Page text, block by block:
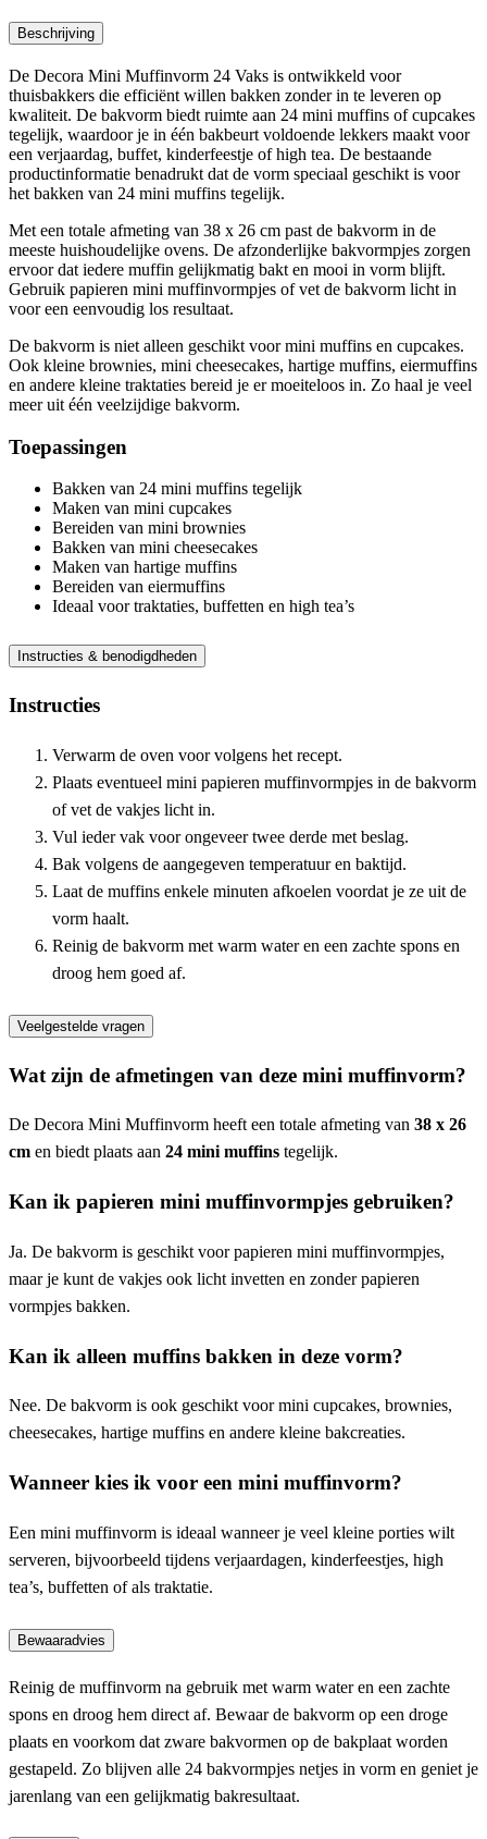
Beschrijving
De Decora Mini Muffinvorm 24 Vaks is ontwikkeld voor
thuisbakkers die efficiënt willen bakken zonder in te leveren op
kwaliteit. De bakvorm biedt ruimte aan 24 mini muffins of cupcakes
tegelijk, waardoor je in één bakbeurt voldoende lekkers maakt voor
een verjaardag, buffet, kinderfeestje of high tea. De bestaande
productinformatie benadrukt dat de vorm speciaal geschikt is voor
het bakken van 24 mini muffins tegelijk.
Met een totale afmeting van 38 x 26 cm past de bakvorm in de
meeste huishoudelijke ovens. De afzonderlijke bakvormpjes zorgen
ervoor dat iedere muffin gelijkmatig bakt en mooi in vorm blijft.
Gebruik papieren mini muffinvormpjes of vet de bakvorm licht in
voor een eenvoudig los resultaat.
De bakvorm is niet alleen geschikt voor mini muffins en cupcakes.
Ook kleine brownies, mini cheesecakes, hartige muffins, eiermuffins
en andere kleine traktaties bereid je er moeiteloos in. Zo haal je veel
meer uit één veelzijdige bakvorm.
Toepassingen
Bakken van 24 mini muffins tegelijk
Maken van mini cupcakes
Bereiden van mini brownies
Bakken van mini cheesecakes
Maken van hartige muffins
Bereiden van eiermuffins
Ideaal voor traktaties, buffetten en high tea’s
Instructies & benodigdheden
Instructies
Verwarm de oven voor volgens het recept.
Plaats eventueel mini papieren muffinvormpjes in de bakvorm
of vet de vakjes licht in.
Vul ieder vak voor ongeveer twee derde met beslag.
Bak volgens de aangegeven temperatuur en baktijd.
Laat de muffins enkele minuten afkoelen voordat je ze uit de
vorm haalt.
Reinig de bakvorm met warm water en een zachte spons en
droog hem goed af.
Veelgestelde vragen
Wat zijn de afmetingen van deze mini muffinvorm?
De Decora Mini Muffinvorm heeft een totale afmeting van 38 x 26
cm en biedt plaats aan 24 mini muffins tegelijk.
Kan ik papieren mini muffinvormpjes gebruiken?
Ja. De bakvorm is geschikt voor papieren mini muffinvormpjes,
maar je kunt de vakjes ook licht invetten en zonder papieren
vormpjes bakken.
Kan ik alleen muffins bakken in deze vorm?
Nee. De bakvorm is ook geschikt voor mini cupcakes, brownies,
cheesecakes, hartige muffins en andere kleine bakcreaties.
Wanneer kies ik voor een mini muffinvorm?
Een mini muffinvorm is ideaal wanneer je veel kleine porties wilt
serveren, bijvoorbeeld tijdens verjaardagen, kinderfeestjes, high
tea’s, buffetten of als traktatie.
Bewaaradvies
Reinig de muffinvorm na gebruik met warm water en een zachte
spons en droog hem direct af. Bewaar de bakvorm op een droge
plaats en voorkom dat zware bakvormen op de bakplaat worden
gestapeld. Zo blijven alle 24 bakvormpjes netjes in vorm en geniet je
jarenlang van een gelijkmatig bakresultaat.